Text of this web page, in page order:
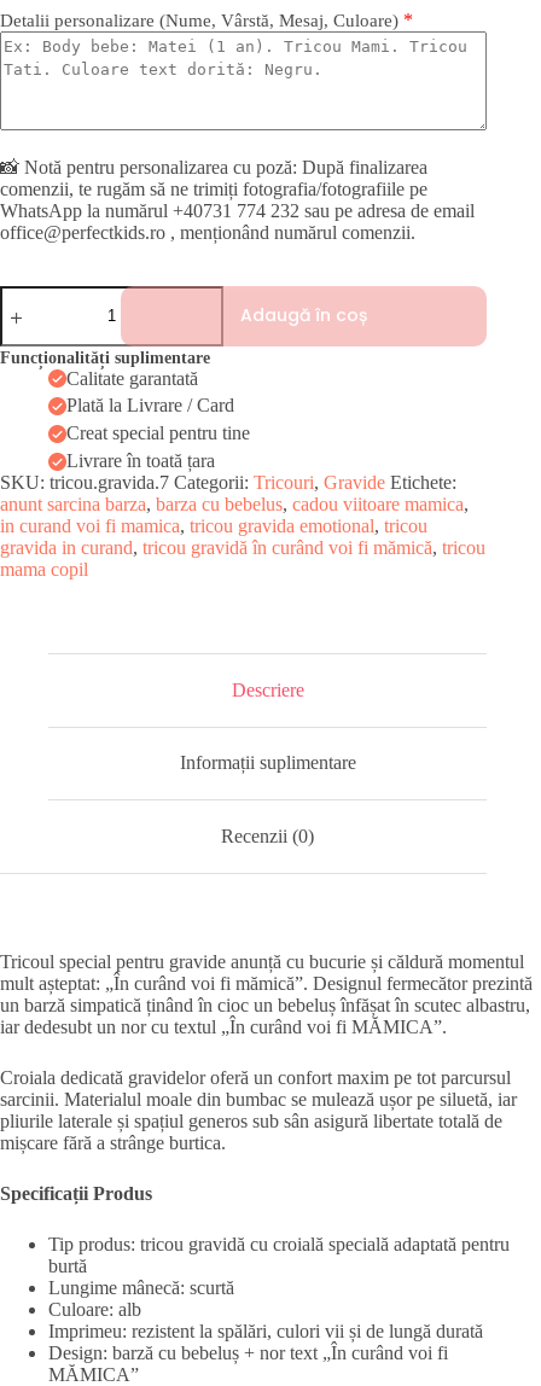
Detalii personalizare (Nume, Vârstă, Mesaj, Culoare) *
📸 Notă pentru personalizarea cu poză: După finalizarea
comenzii, te rugăm să ne trimiți fotografia/fotografiile pe
WhatsApp la numărul +40731 774 232 sau pe adresa de email
office@perfectkids.ro , menționând numărul comenzii.
Cantitate
Tricou
În
Curând
Mămică
Adaugă în coș
Funcționalități suplimentare
Calitate garantată
Plată la Livrare / Card
Creat special pentru tine
Livrare în toată țara
SKU: tricou.gravida.7 Categorii: Tricouri, Gravide Etichete:
anunt sarcina barza, barza cu bebelus, cadou viitoare mamica,
in curand voi fi mamica, tricou gravida emotional, tricou
gravida in curand, tricou gravidă în curând voi fi mămică, tricou
mama copil
Descriere
Informații suplimentare
Recenzii (0)
Tricoul special pentru gravide anunță cu bucurie și căldură momentul
mult așteptat: „În curând voi fi mămică”. Designul fermecător prezintă
un barză simpatică ținând în cioc un bebeluș înfășat în scutec albastru,
iar dedesubt un nor cu textul „În curând voi fi MĂMICA”.
Croiala dedicată gravidelor oferă un confort maxim pe tot parcursul
sarcinii. Materialul moale din bumbac se mulează ușor pe siluetă, iar
pliurile laterale și spațiul generos sub sân asigură libertate totală de
mișcare fără a strânge burtica.
Specificații Produs
Tip produs: tricou gravidă cu croială specială adaptată pentru
burtă
Lungime mânecă: scurtă
Culoare: alb
Imprimeu: rezistent la spălări, culori vii și de lungă durată
Design: barză cu bebeluș + nor text „În curând voi fi
MĂMICA”